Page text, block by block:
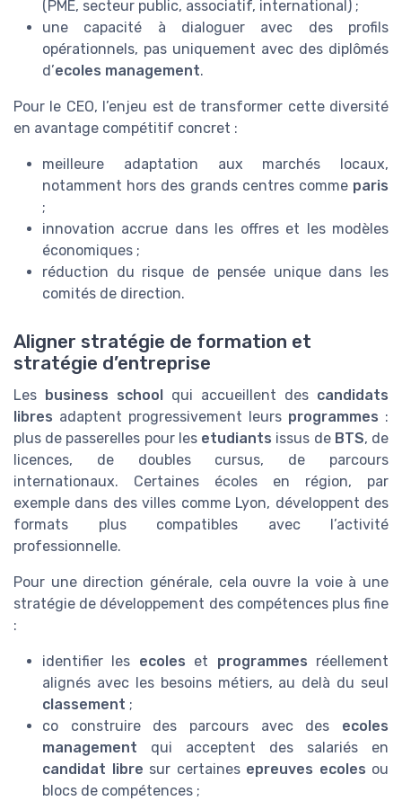
(PME, secteur public, associatif, international) ;
une capacité à dialoguer avec des profils
opérationnels, pas uniquement avec des diplômés
d’ecoles management.
Pour le CEO, l’enjeu est de transformer cette diversité
en avantage compétitif concret :
meilleure adaptation aux marchés locaux,
notamment hors des grands centres comme paris
;
innovation accrue dans les offres et les modèles
économiques ;
réduction du risque de pensée unique dans les
comités de direction.
Aligner stratégie de formation et
stratégie d’entreprise
Les business school qui accueillent des candidats
libres adaptent progressivement leurs programmes :
plus de passerelles pour les etudiants issus de BTS, de
licences, de doubles cursus, de parcours
internationaux. Certaines écoles en région, par
exemple dans des villes comme Lyon, développent des
formats plus compatibles avec l’activité
professionnelle.
Pour une direction générale, cela ouvre la voie à une
stratégie de développement des compétences plus fine
:
identifier les ecoles et programmes réellement
alignés avec les besoins métiers, au delà du seul
classement ;
co construire des parcours avec des ecoles
management qui acceptent des salariés en
candidat libre sur certaines epreuves ecoles ou
blocs de compétences ;